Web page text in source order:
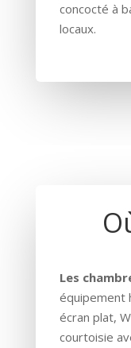
concocté à
locaux.
Les
équipement
écran plat,
courtoisie